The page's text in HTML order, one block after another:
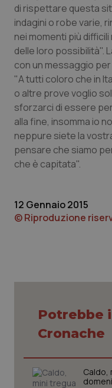
Liguria
Lombardia
Marche
Molise
Piemonte
Provincia
Toscana
Umbria
Disturbi
Dolore
Donna & Salute
Epatiti
HIV
Ipertensione &
Obesità
Oftalmologia
di rispettare questa
indagini o robe varie,
nei momenti più
delle loro possibilità".
con un messaggio
"A tutti coloro che in
o altre prove voglio
sforzarci di essere
alla fine, insomma io
neppure siete la
pensare che siamo
che è capitata".
12 Gennaio 2015
© Riproduzione
Potrebbe
Cronache
Caldo,